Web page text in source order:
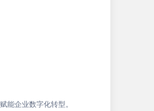
能企业数字化转型。